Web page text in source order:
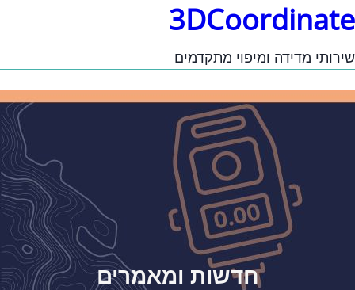
3DCoordinate
שירותי מדידה ומיפוי מתקדמים
חדשות ומאמרים